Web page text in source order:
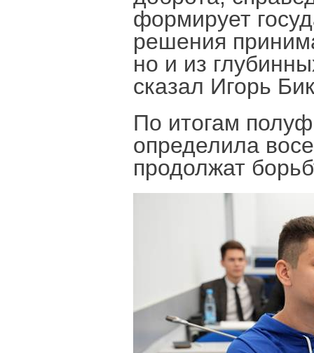
формирует
решения
но и из
сказал Игорь
По итогам
определила
продолжат